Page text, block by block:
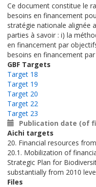
Ce document constitue le
besoins en financement
stratégie nationale alignée
parties à savoir : i) la
en financement par
besoins en financement
GBF Targets
Target 18
Target 19
Target 20
Target 22
Target 23
Publication date (of
Aichi targets
20. Financial resources
20.1. Mobilization of
Strategic Plan for
substantially from 2010
Files